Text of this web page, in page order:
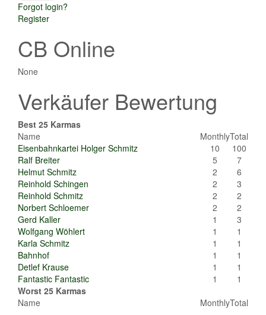
Forgot login?
Register
CB Online
None
Verkäufer Bewertung
Best 25 Karmas
Name
MonthlyTotal
Eisenbahnkartei Holger Schmitz
10
100
Ralf Breiter
5
7
Helmut Schmitz
2
6
Reinhold Schingen
2
3
Reinhold Schmitz
2
2
Norbert Schloemer
2
2
Gerd Kaller
1
3
Wolfgang Wöhlert
1
1
Karla Schmitz
1
1
Bahnhof
1
1
Detlef Krause
1
1
Fantastic Fantastic
1
1
Worst 25 Karmas
Name
MonthlyTotal